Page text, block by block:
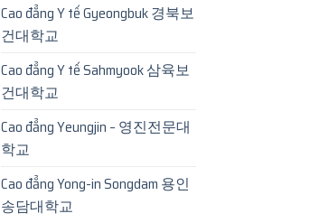
Cao đẳng Y tế Gyeongbuk 경북보
건대학교
Cao đẳng Y tế Sahmyook 삼육보
건대학교
Cao đẳng Yeungjin – 영진전문대
학교
Cao đẳng Yong-in Songdam 용인
송담대학교